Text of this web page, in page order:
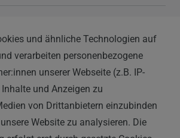
9
100
09:00 - 16:00
und ähnliche Technologien auf
verarbeiten personenbezogene
unserer Webseite (z.B. IP-
und Anzeigen zu
von Drittanbietern einzubinden
Website zu analysieren. Die